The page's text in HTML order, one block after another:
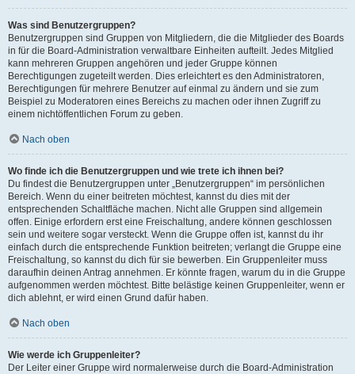
Was sind Benutzergruppen?
Benutzergruppen sind Gruppen von Mitgliedern, die die Mitglieder des Boards
in für die Board-Administration verwaltbare Einheiten aufteilt. Jedes Mitglied
kann mehreren Gruppen angehören und jeder Gruppe können
Berechtigungen zugeteilt werden. Dies erleichtert es den Administratoren,
Berechtigungen für mehrere Benutzer auf einmal zu ändern und sie zum
Beispiel zu Moderatoren eines Bereichs zu machen oder ihnen Zugriff zu
einem nichtöffentlichen Forum zu geben.
Nach oben
Wo finde ich die Benutzergruppen und wie trete ich ihnen bei?
Du findest die Benutzergruppen unter „Benutzergruppen“ im persönlichen
Bereich. Wenn du einer beitreten möchtest, kannst du dies mit der
entsprechenden Schaltfläche machen. Nicht alle Gruppen sind allgemein
offen. Einige erfordern erst eine Freischaltung, andere können geschlossen
sein und weitere sogar versteckt. Wenn die Gruppe offen ist, kannst du ihr
einfach durch die entsprechende Funktion beitreten; verlangt die Gruppe eine
Freischaltung, so kannst du dich für sie bewerben. Ein Gruppenleiter muss
daraufhin deinen Antrag annehmen. Er könnte fragen, warum du in die Gruppe
aufgenommen werden möchtest. Bitte belästige keinen Gruppenleiter, wenn er
dich ablehnt, er wird einen Grund dafür haben.
Nach oben
Wie werde ich Gruppenleiter?
Der Leiter einer Gruppe wird normalerweise durch die Board-Administration